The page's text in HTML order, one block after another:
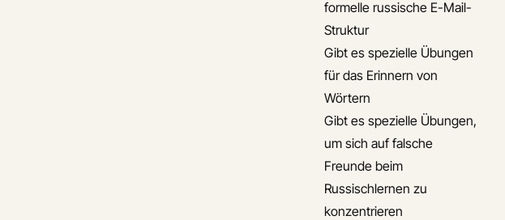
formelle russische E-Mail-
Struktur
Gibt es spezielle Übungen
für das Erinnern von
Wörtern
Gibt es spezielle Übungen,
um sich auf falsche
Freunde beim
Russischlernen zu
konzentrieren